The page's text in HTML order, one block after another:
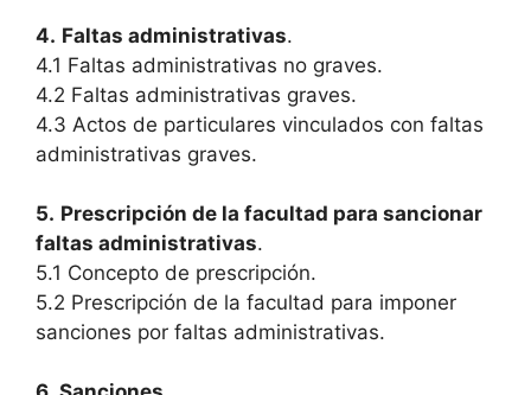
4. Faltas administrativas.
4.1 Faltas administrativas no graves.
4.2 Faltas administrativas graves.
4.3 Actos de particulares vinculados con faltas
administrativas graves.
5. Prescripción de la facultad para sancionar
faltas administrativas.
5.1 Concepto de prescripción.
5.2 Prescripción de la facultad para imponer
sanciones por faltas administrativas.